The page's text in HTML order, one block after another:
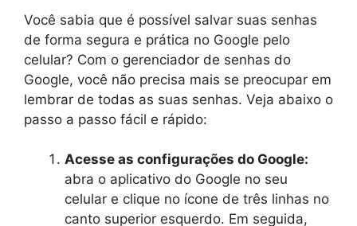
Você sabia que é possível salvar suas senhas
de forma segura e prática no Google pelo
celular? Com o gerenciador de senhas do
Google, você não precisa mais se preocupar em
lembrar de todas as suas senhas. Veja abaixo o
passo a passo fácil e rápido:
Acesse as configurações do Google:
abra o aplicativo do Google no seu
celular e clique no ícone de três linhas no
canto superior esquerdo. Em seguida,